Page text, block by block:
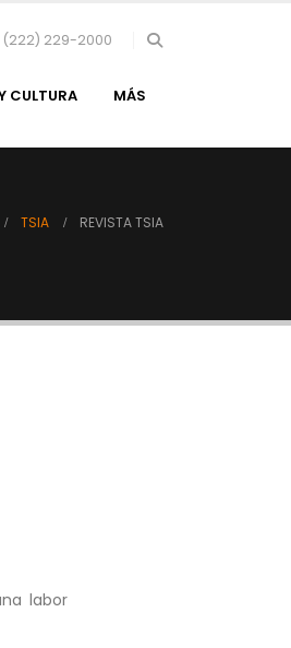
(222) 229-2000
CULTURA MÁS
TSIA REVISTA TSIA
labor